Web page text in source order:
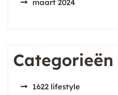
maart 2024
Categorieën
1622 lifestyle